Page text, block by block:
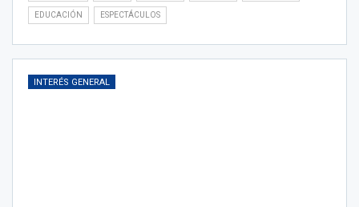
EDUCACIÓN ESPECTÁCULOS
INTERÉS GENERAL